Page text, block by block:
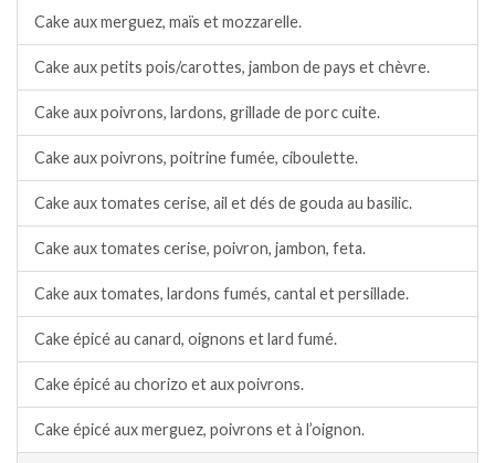
Cake aux merguez, maïs et mozzarelle.
Cake aux petits pois/carottes, jambon de pays et chèvre.
Cake aux poivrons, lardons, grillade de porc cuite.
Cake aux poivrons, poitrine fumée, ciboulette.
Cake aux tomates cerise, ail et dés de gouda au basilic.
Cake aux tomates cerise, poivron, jambon, feta.
Cake aux tomates, lardons fumés, cantal et persillade.
Cake épicé au canard, oignons et lard fumé.
Cake épicé au chorizo et aux poivrons.
Cake épicé aux merguez, poivrons et à l’oignon.